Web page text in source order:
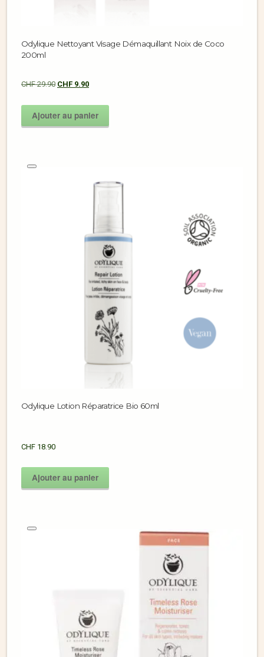
Odylique Nettoyant Visage Démaquillant Noix de Coco
200ml
CHF29.90 CHF 9.90
Ajouter au panier
Odylique Lotion Réparatrice Bio 60ml
CHF 18.90
Ajouter au panier